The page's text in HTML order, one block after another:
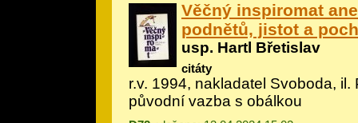
Věčný inspiromat
podnětů, jistot a
usp. Hartl Břetislav
citáty
r.v. 1994, nakladatel Svoboda, il.
původní vazba s obálkou